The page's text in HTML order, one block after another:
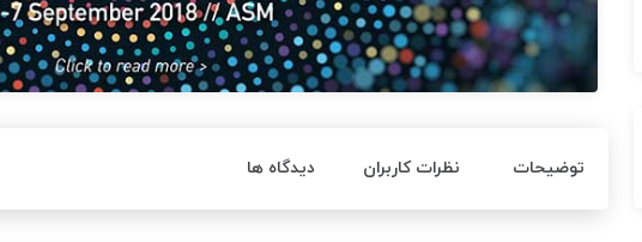
توضیحات نظرات کاربران دیدگاه ها